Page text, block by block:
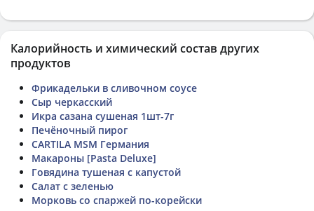
Калорийность и химический состав других
продуктов
Фрикадельки в сливочном соусе
Сыр черкасский
Икра сазана сушеная 1шт-7г
Печёночный пирог
CARTILA MSM Германия
Макароны [Pasta Deluxe]
Говядина тушеная с капустой
Салат с зеленью
Морковь со спаржей по-корейски